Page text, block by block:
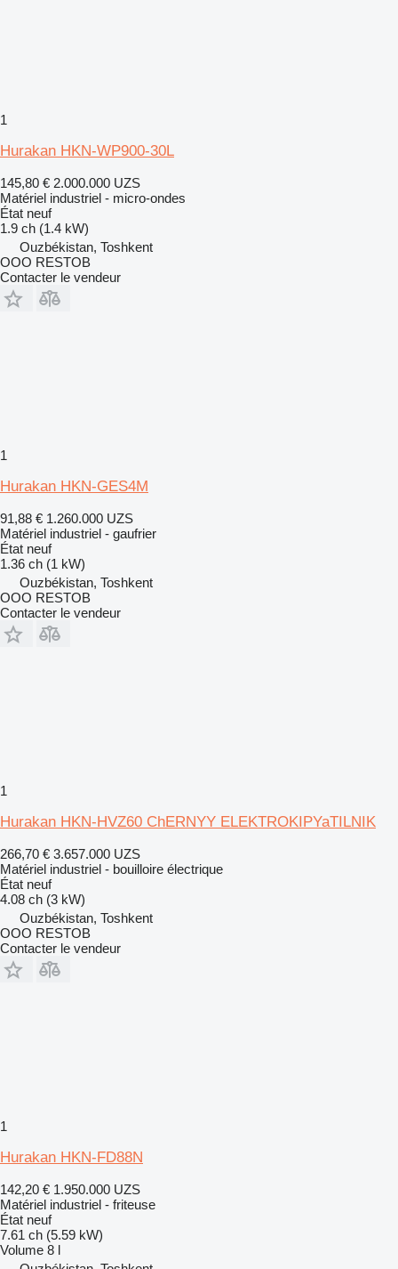
1
Hurakan HKN-WP900-30L
145,80 € 2.000.000 UZS
Matériel industriel - micro-ondes
État neuf
1.9 ch (1.4 kW)
Ouzbékistan, Toshkent
OOO RESTOB
Contacter le vendeur
1
Hurakan HKN-GES4M
91,88 € 1.260.000 UZS
Matériel industriel - gaufrier
État neuf
1.36 ch (1 kW)
Ouzbékistan, Toshkent
OOO RESTOB
Contacter le vendeur
1
Hurakan HKN-HVZ60 ChERNYY ELEKTROKIPYaTILNIK
266,70 € 3.657.000 UZS
Matériel industriel - bouilloire électrique
État neuf
4.08 ch (3 kW)
Ouzbékistan, Toshkent
OOO RESTOB
Contacter le vendeur
1
Hurakan HKN-FD88N
142,20 € 1.950.000 UZS
Matériel industriel - friteuse
État neuf
7.61 ch (5.59 kW)
Volume 8 l